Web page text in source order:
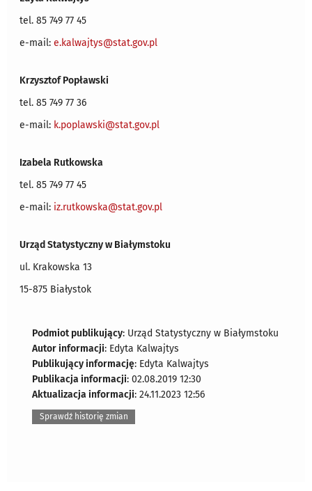
tel. 85 749 77 45
e-mail:e.kalwajtys@stat.gov.pl
Krzysztof Popławski
tel. 85 749 77 36
e-mail: k.poplawski@stat.gov.pl
Izabela Rutkowska
tel. 85 749 77 45
e-mail: iz.rutkowska@stat.gov.pl
Urząd Statystyczny w Białymstoku
ul. Krakowska 13
15-875 Białystok
Podmiot publikujący: Urząd Statystyczny w Białymstoku
Autor informacji: Edyta Kalwajtys
Publikujący informację: Edyta Kalwajtys
Publikacja informacji: 02.08.2019 12:30
Aktualizacja informacji: 24.11.2023 12:56
Sprawdź historię zmian